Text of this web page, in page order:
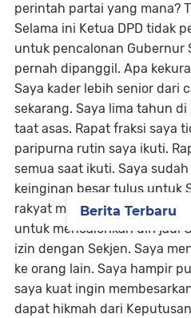
perintah partai yang mana?
Selama ini Ketua DPD tidak
untuk pencalonan Gubernur
pernah dipanggil. Apa
Saya kader lebih senior dari
sekarang. Saya lima tahun
taat asas. Rapat fraksi saya
paripurna rutin saya ikuti.
semua saat ikuti. Saya
keinginan besar tulus untuk
rakyat meminta saya.
untuk mencalonkan diri jadi
izin dengan Sekjen. Saya
ke orang lain. Saya hampir
saya kuat ingin
dapat hikmah dari
Berita Terbaru